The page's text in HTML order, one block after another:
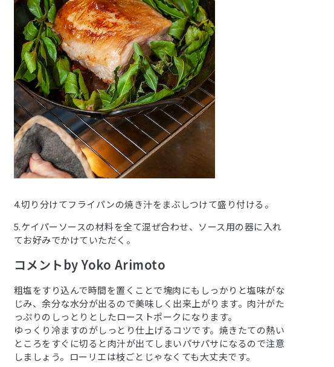
4.切り分けてフライパンの焼き汁をまぶしつけて盛り付ける。
5.ケイパーソースの材料を全て混ぜ合わせ、ソース用の器に入れ
てお好みでかけていただく。
コメントby Yoko Arimoto
粗塩をすり込んで時間を置くことで塊肉にもしっかりと塩味がな
じみ、余分な水分が出るので美味しく出来上がります。肉汁がた
っぷりのしっとりとしたローストポークになります。
ゆっくり冷ますのがしっとり仕上げるコツです。焼きたての熱い
ところをすぐに切ると肉汁が出てしまいパサパサになるので注意
しましょう。ローリエは枝ごとじゃなくても大丈夫です。